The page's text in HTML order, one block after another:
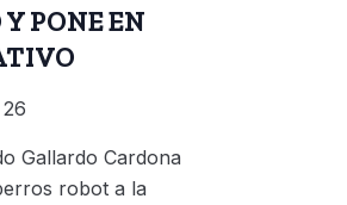
PONE EN
26
Gallardo Cardona
robot a la